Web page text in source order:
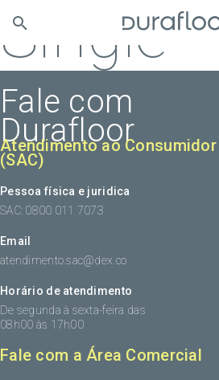
Single
Fale com
Durafloor
Atendimento ao Consumidor
(SAC)
Pessoa física e juridica
SAC: 0800 011 7073
Email
atendimento.sac@dex.co
Horário de atendimento
De segunda à sexta-feira das
08h00 às 17h00
Fale com a Área Comercial